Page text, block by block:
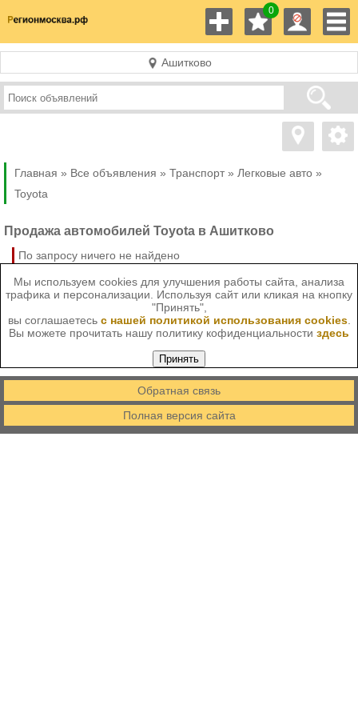
0
Ашитково
Главная » Все объявления » Транспорт » Легковые авто »
Toyota
Продажа автомобилей Toyota в Ашитково
По запросу ничего не найдено
Мы используем cookies для улучшения работы сайта, анализа
трафика и персонализации. Используя сайт или кликая на кнопку
"Принять",
вы соглашаетесь с нашей политикой использования cookies.
Вы можете прочитать нашу политику кофиденциальности здесь
Принять
Обратная связь
Полная версия сайта